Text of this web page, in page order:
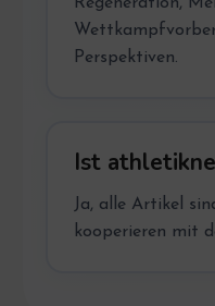
Perspektiven.
Ist
Ja, alle Artikel
kooperieren mit